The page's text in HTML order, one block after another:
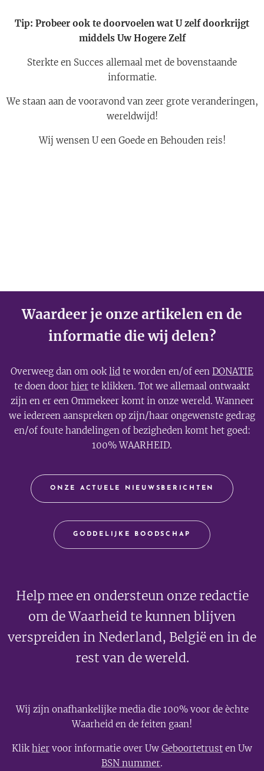
Tip: Probeer ook te doorvoelen wat U zelf doorkrijgt
middels Uw Hogere Zelf
Sterkte en Succes allemaal met de bovenstaande
informatie.
We staan aan de vooravond van zeer grote veranderingen,
wereldwijd!
Wij wensen U een Goede en Behouden reis!
Waardeer je onze artikelen en de
informatie die wij delen?
Overweeg dan om ooklid te worden en/of een DONATIE
te doen door hier te klikken. Tot we allemaal ontwaakt
zijn en er een Ommekeer komt in onze wereld. Wanneer
we iedereen aanspreken op zijn/haar ongewenste gedrag
en/of foute handelingen of bezigheden komt het goed:
100% WAARHEID.
ONZE ACTUELE NIEUWSBERICHTEN
GODDELIJKE BOODSCHAP
Help mee en ondersteun onze redactie
om de Waarheid te kunnen blijven
verspreiden in Nederland, België en in de
rest van de wereld.
Wij zijn onafhankelijke media die 100% voor de èchte
Waarheid en de feiten gaan!
Klikhier voor informatie over Uw Geboortetrust en Uw
BSN nummer.